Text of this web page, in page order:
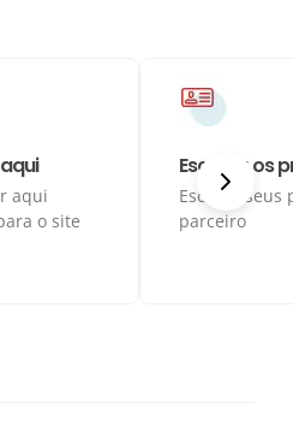
aqui
o site
Escolha os
Escolha seus
parceiro